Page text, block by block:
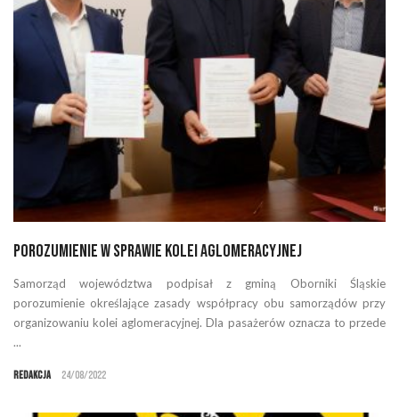
Porozumienie w sprawie kolei aglomeracyjnej
Samorząd województwa podpisał z gminą Oborniki Śląskie
porozumienie określające zasady współpracy obu samorządów przy
organizowaniu kolei aglomeracyjnej. Dla pasażerów oznacza to przede
...
Redakcja 24/08/2022